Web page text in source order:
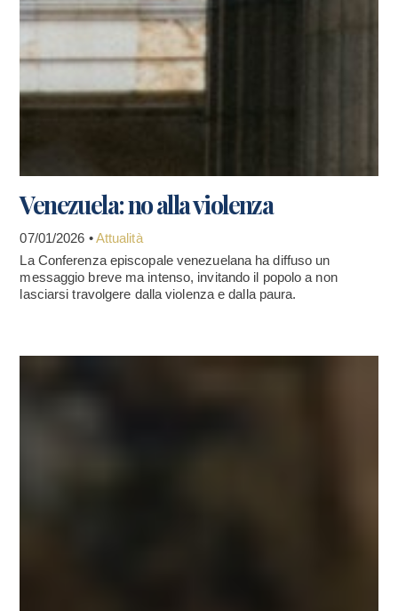
Venezuela: no alla violenza
07/01/2026 •Attualità
La Conferenza episcopale venezuelana ha diffuso un
messaggio breve ma intenso, invitando il popolo a non
lasciarsi travolgere dalla violenza e dalla paura.